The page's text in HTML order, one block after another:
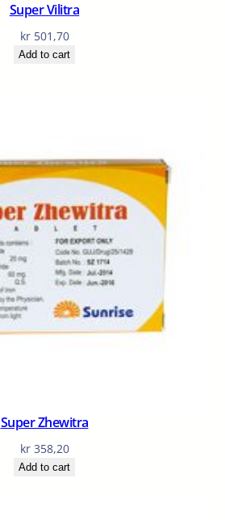
Super Vilitra
kr501,70
Add to cart
Super Zhewitra
kr358,20
Add to cart